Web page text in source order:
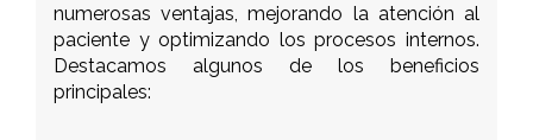
numerosas ventajas, mejorando la atención al
paciente y optimizando los procesos internos.
Destacamos algunos de los beneficios
principales: